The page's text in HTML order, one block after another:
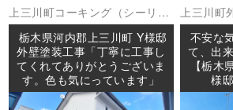
上三川町コーキング（シーリン
グ外壁塗装屋根塗装防水工事
栃木県河内郡上三川町 Y様邸
外壁塗装工事「丁寧に工事し
てくれてありがとうございま
す。色も気にっています」
上三川町
不安な
て、出
【栃
様